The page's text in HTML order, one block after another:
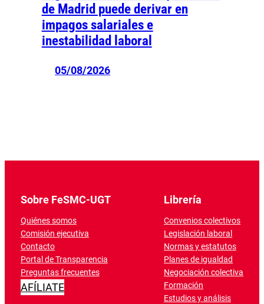
de Madrid puede derivar en
impagos salariales e
inestabilidad laboral
05/08/2026
Sobre FeSMC-UGT
Quiénes somos
Comisión ejecutiva
Contacto
Portal de Transparencia
Preguntas frecuentes
AFÍLIATE
Librería
Convenios colectivos
Legislación laboral
Normas y estatutos
Planes de igualdad
Negociación colectiva
Formación
Estudios y análisis